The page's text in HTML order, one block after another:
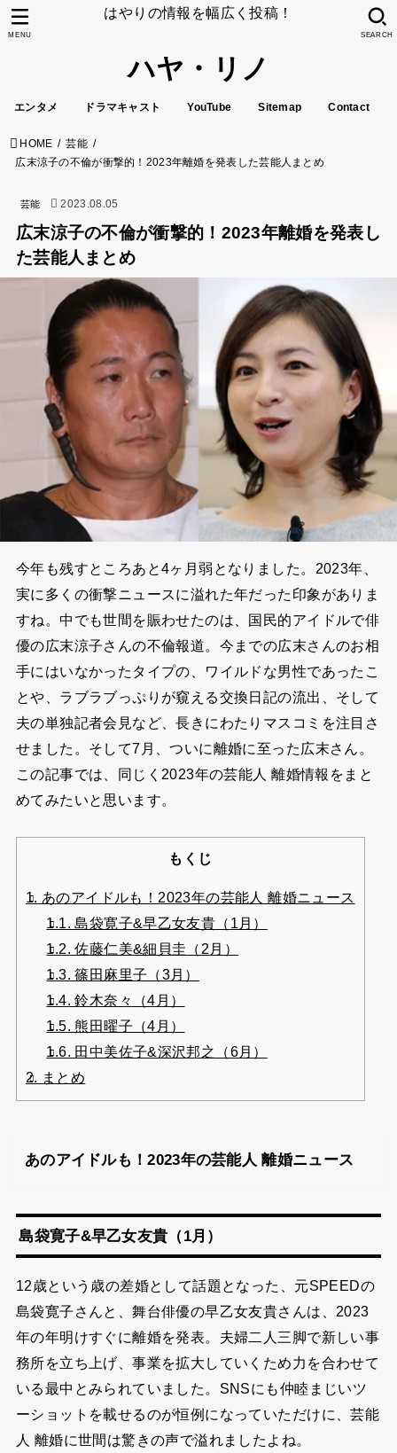
はやりの情報を幅広く投稿！
ハヤ・リノ
エンタメ ドラマキャスト YouTube Sitemap Contact
SEARCH
MENU
HOME
芸能
広末涼子の不倫が衝撃的！2023年離婚を発表した芸能人まとめ
芸能 2023.08.05
広末涼子の不倫が衝撃的！2023年離婚を発表し
た芸能人まとめ
今年も残すところあと4ヶ月弱となりました。2023年、
実に多くの衝撃ニュースに溢れた年だった印象がありま
すね。中でも世間を賑わせたのは、国民的アイドルで俳
優の広末涼子さんの不倫報道。今までの広末さんのお相
手にはいなかったタイプの、ワイルドな男性であったこ
とや、ラブラブっぷりが窺える交換日記の流出、そして
夫の単独記者会見など、長きにわたりマスコミを注目さ
せました。そして7月、ついに離婚に至った広末さん。
この記事では、同じく2023年の芸能人 離婚情報をまと
めてみたいと思います。
もくじ
1. あのアイドルも！2023年の芸能人 離婚ニュース
1.1. 島袋寛子&早乙女友貴（1月）
1.2. 佐藤仁美&細貝圭（2月）
1.3. 篠田麻里子（3月）
1.4. 鈴木奈々（4月）
1.5. 熊田曜子（4月）
1.6. 田中美佐子&深沢邦之（6月）
2. まとめ
あのアイドルも！2023年の芸能人 離婚ニュース
島袋寛子&早乙女友貴（1月）
12歳という歳の差婚として話題となった、元SPEEDの
島袋寛子さんと、舞台俳優の早乙女友貴さんは、2023
年の年明けすぐに離婚を発表。夫婦二人三脚で新しい事
務所を立ち上げ、事業を拡大していくため力を合わせて
いる最中とみられていました。SNSにも仲睦まじいツ
ーショットを載せるのが恒例になっていただけに、芸能
人 離婚に世間は驚きの声で溢れましたよね。